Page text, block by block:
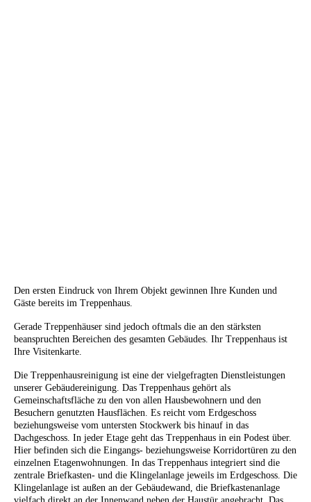
Den ersten Eindruck von Ihrem Objekt gewinnen Ihre Kunden und
Gäste bereits im Treppenhaus.
Gerade Treppenhäuser sind jedoch oftmals die an den stärksten
beanspruchten Bereichen des gesamten Gebäudes. Ihr Treppenhaus ist
Ihre Visitenkarte.
Die Treppenhausreinigung ist eine der vielgefragten Dienstleistungen
unserer Gebäudereinigung. Das Treppenhaus gehört als
Gemeinschaftsfläche zu den von allen Hausbewohnern und den
Besuchern genutzten Hausflächen. Es reicht vom Erdgeschoss
beziehungsweise vom untersten Stockwerk bis hinauf in das
Dachgeschoss. In jeder Etage geht das Treppenhaus in ein Podest über.
Hier befinden sich die Eingangs- beziehungsweise Korridortüren zu den
einzelnen Etagenwohnungen. In das Treppenhaus integriert sind die
zentrale Briefkasten- und die Klingelanlage jeweils im Erdgeschoss. Die
Klingelanlage ist außen an der Gebäudewand, die Briefkastenanlage